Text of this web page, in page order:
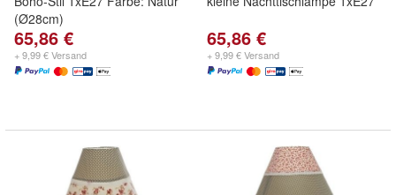
(Ø28cm)
65,86 €
+ 9,99 € Versand
65,86 €
+ 9,99 € Versand